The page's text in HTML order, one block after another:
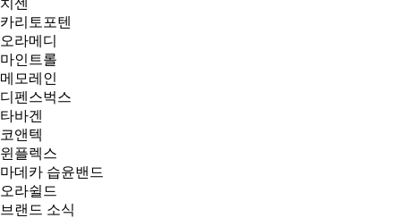
치센
카리토포텐
오라메디
마인트롤
메모레인
디펜스벅스
타바겐
코앤텍
윈플렉스
마데카 습윤밴드
오라쉴드
브랜드 소식